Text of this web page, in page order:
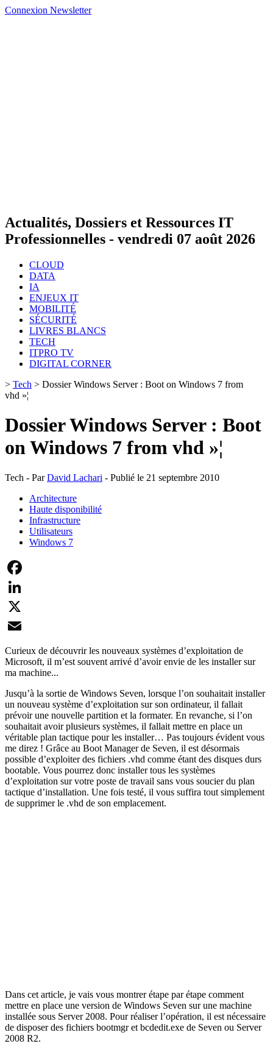
Connexion Newsletter
Actualités, Dossiers et Ressources IT
Professionnelles - vendredi 07 août 2026
CLOUD
DATA
IA
ENJEUX IT
MOBILITÉ
SÉCURITÉ
LIVRES BLANCS
TECH
ITPRO TV
DIGITAL CORNER
> Tech > Dossier Windows Server : Boot on Windows 7 from
vhd »¦
Dossier Windows Server : Boot
on Windows 7 from vhd »¦
Tech - ParDavid Lachari - Publié le 21 septembre 2010
Architecture
Haute disponibilité
Infrastructure
Utilisateurs
Windows 7
Facebook
LinkedIn
X
Email
Curieux de découvrir les nouveaux systèmes d’exploitation de
Microsoft, il m’est souvent arrivé d’avoir envie de les installer sur
ma machine...
Jusqu’à la sortie de Windows Seven, lorsque l’on souhaitait installer
un nouveau système d’exploitation sur son ordinateur, il fallait
prévoir une nouvelle partition et la formater. En revanche, si l’on
souhaitait avoir plusieurs systèmes, il fallait mettre en place un
véritable plan tactique pour les installer… Pas toujours évident vous
me direz ! Grâce au Boot Manager de Seven, il est désormais
possible d’exploiter des fichiers .vhd comme étant des disques durs
bootable. Vous pourrez donc installer tous les systèmes
d’exploitation sur votre poste de travail sans vous soucier du plan
tactique d’installation. Une fois testé, il vous suffira tout simplement
de supprimer le .vhd de son emplacement.
Dans cet article, je vais vous montrer étape par étape comment
mettre en place une version de Windows Seven sur une machine
installée sous Server 2008. Pour réaliser l’opération, il est nécessaire
de disposer des fichiers bootmgr et bcdedit.exe de Seven ou Server
2008 R2.